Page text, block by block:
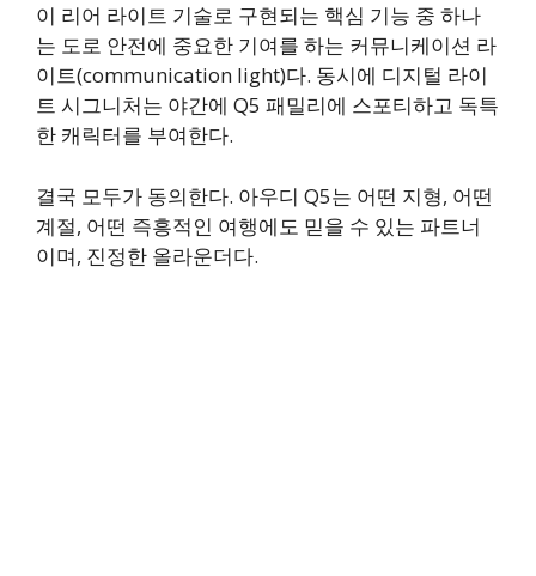
이 리어 라이트 기술로 구현되는 핵심 기능 중 하나
는 도로 안전에 중요한 기여를 하는 커뮤니케이션 라
이트(communication light)다. 동시에 디지털 라이
트 시그니처는 야간에 Q5 패밀리에 스포티하고 독특
한 캐릭터를 부여한다.
결국 모두가 동의한다. 아우디 Q5는 어떤 지형, 어떤
계절, 어떤 즉흥적인 여행에도 믿을 수 있는 파트너
이며, 진정한 올라운더다.